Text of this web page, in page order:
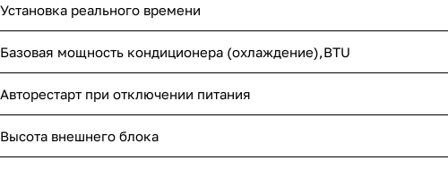
Установка реального времени
Базовая мощность кондиционера (охлаждение),BTU
Авторестарт при отключении питания
Высота внешнего блока